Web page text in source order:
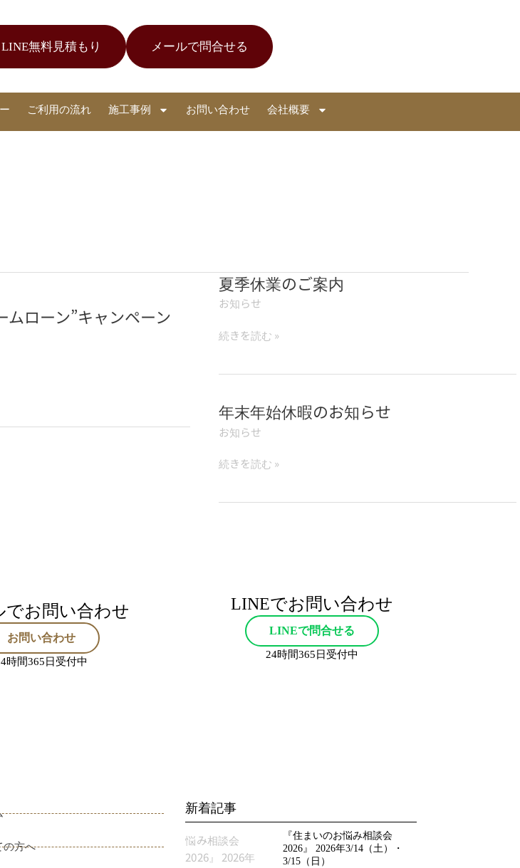
LINE無料見積もり メールで問合せる
ご利用の流れ 施工事例 お問い合わせ 会社概要
ムローン”キャンペーン
夏季休業のご案内
お知らせ
夏
季
業
続きを読む »
年末年始休暇のお知らせ
お知らせ
年
末
始
続きを読む »
でお問い合わせ
お問い合わせ
時間365日受付中
LINEでお問い合わせ
LINEで問合せる
24時間365日受付中
の方へ
新着記事
『住まいのお悩み相談会
2026』 2026年3/14（土）・
3/15（日）